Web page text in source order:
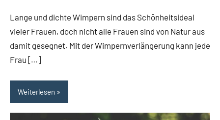
Lange und dichte Wimpern sind das Schönheitsideal
vieler Frauen, doch nicht alle Frauen sind von Natur aus
damit gesegnet. Mit der Wimpernverlängerung kann jede
Frau […]
Weiterlesen